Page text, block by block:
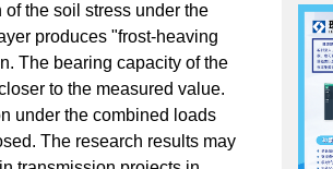
the soil stress under the
produces "frost-heaving
The bearing capacity of the
to the measured value.
under the combined loads
The research results may